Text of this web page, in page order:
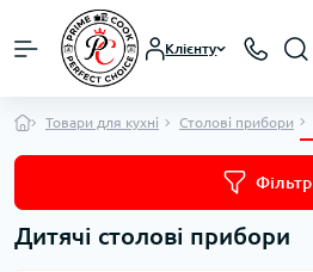
Клієнту
Товари для кухні Столові прибори
Фільтр
Дитячі столові прибори